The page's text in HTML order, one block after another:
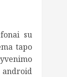
su
tapo